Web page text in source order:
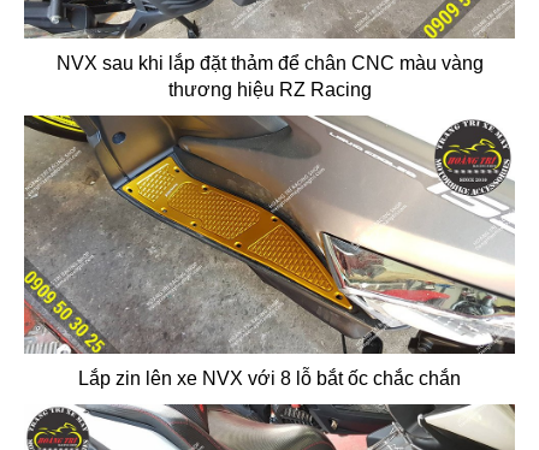
NVX sau khi lắp đặt thảm để chân CNC màu vàng
thương hiệu RZ Racing
Lắp zin lên xe NVX với 8 lỗ bắt ốc chắc chắn